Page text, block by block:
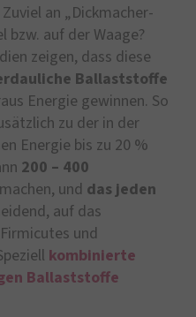
an „Dickmacher-
bzw. auf der Waage?
zeigen, dass diese
Ballaststoffe
Energie gewinnen. So
zu der in der
Energie bis zu 20 %
200 – 400
und das jeden
auf das
und
kombinierte
Ballaststoffe